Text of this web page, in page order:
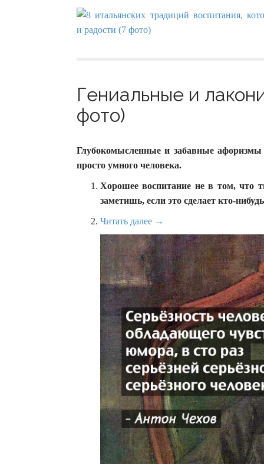
Гениальные и
фото)
Глубокомысленные и забавные
просто умного человека.
Хорошее воспитание не в том, что
заметишь, если это сделает кто-
Читать далее →